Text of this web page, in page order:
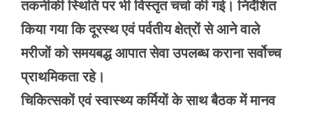
तकनीकी स्थिति पर भी विस्तृत चर्चा की गई। निर्देशित
किया गया कि दूरस्थ एवं पर्वतीय क्षेत्रों से आने वाले
मरीजों को समयबद्ध आपात सेवा उपलब्ध कराना सर्वोच्च
प्राथमिकता रहे।
चिकित्सकों एवं स्वास्थ्य कर्मियों के साथ बैठक में मानव